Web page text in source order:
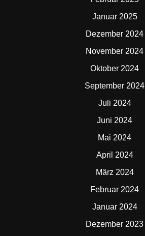
Januar 2025
Dezember 2024
November 2024
Oktober 2024
September 2024
Juli 2024
Juni 2024
Mai 2024
April 2024
März 2024
Februar 2024
Januar 2024
Dezember 2023